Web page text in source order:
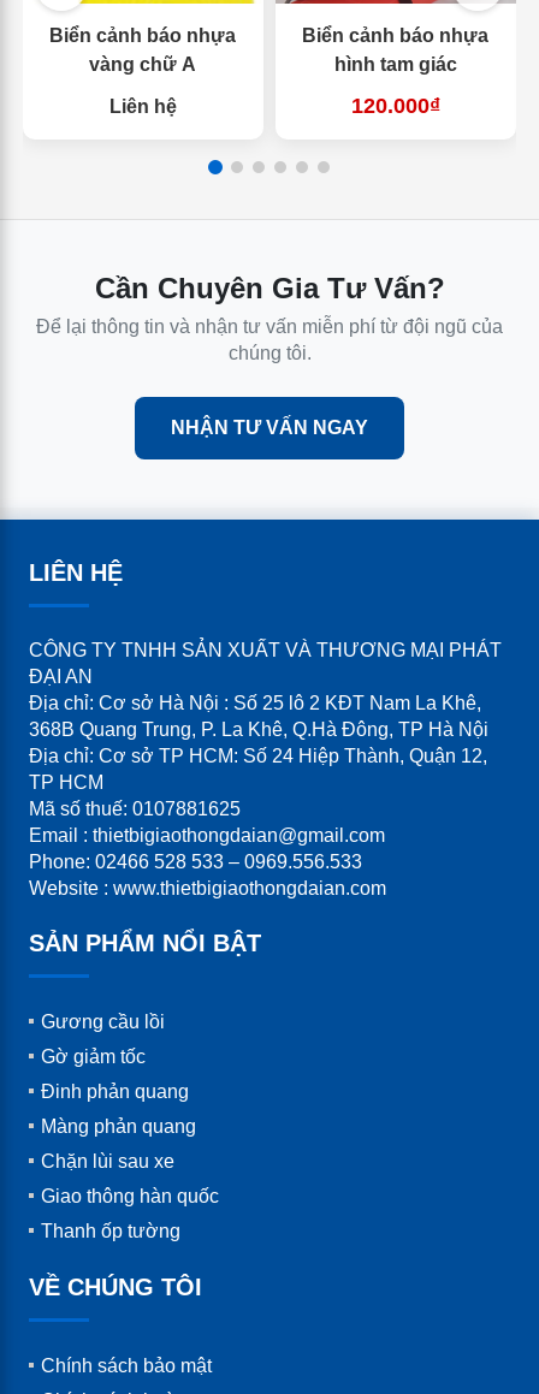
Biển cảnh báo nhựa
vàng chữ A
Liên hệ
Biển cảnh báo nhựa
hình tam giác
120.000₫
Cần Chuyên Gia Tư Vấn?
Để lại thông tin và nhận tư vấn miễn phí từ đội ngũ của
chúng tôi.
NHẬN TƯ VẤN NGAY
LIÊN HỆ
CÔNG TY TNHH SẢN XUẤT VÀ THƯƠNG MẠI PHÁT
ĐẠI AN
Địa chỉ: Cơ sở Hà Nội : Số 25 lô 2 KĐT Nam La Khê,
368B Quang Trung, P. La Khê, Q.Hà Đông, TP Hà Nội
Địa chỉ: Cơ sở TP HCM: Số 24 Hiệp Thành, Quận 12,
TP HCM
Mã số thuế: 0107881625
Email : thietbigiaothongdaian@gmail.com
Phone: 02466 528 533 – 0969.556.533
Website : www.thietbigiaothongdaian.com
SẢN PHẨM NỔI BẬT
Gương cầu lồi
Gờ giảm tốc
Đinh phản quang
Màng phản quang
Chặn lùi sau xe
Giao thông hàn quốc
Thanh ốp tường
VỀ CHÚNG TÔI
Chính sách bảo mật